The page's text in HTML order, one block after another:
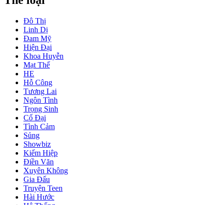
Đô Thị
Linh Dị
Đam Mỹ
Hiện Đại
Khoa Huyễn
Mạt Thế
HE
Hỗ Công
Tương Lai
Ngôn Tình
Trọng Sinh
Cổ Đại
Tình Cảm
Sủng
Showbiz
Kiếm Hiệp
Điền Văn
Xuyên Không
Gia Đấu
Truyện Teen
Hài Hước